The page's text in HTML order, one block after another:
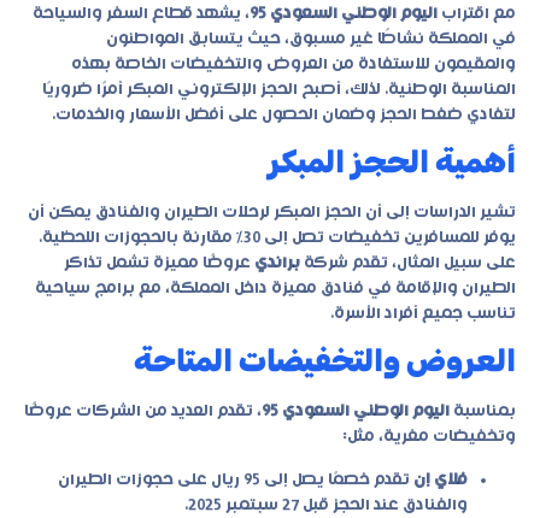
مع اقتراب اليوم الوطني السعودي 95
، يشهد قطاع السفر والسياحة
في المملكة نشاطًا غير مسبوق، حيث يتسابق المواطنون
والمقيمون للاستفادة من العروض والتخفيضات الخاصة بهذه
المناسبة الوطنية. لذلك، أصبح الحجز الإلكتروني المبكر أمرًا ضروريًا
لتفادي ضغط الحجز وضمان الحصول على أفضل الأسعار والخدمات.
أهمية الحجز المبكر
تشير الدراسات إلى أن الحجز المبكر لرحلات الطيران والفنادق يمكن أن
يوفر للمسافرين تخفيضات تصل إلى 30% مقارنة بالحجوزات اللحظية.
على سبيل المثال، تقدم شركة براندي عروضًا مميزة تشمل تذاكر
الطيران والإقامة في فنادق مميزة داخل المملكة، مع برامج سياحية
تناسب جميع أفراد الأسرة.
العروض والتخفيضات المتاحة
بمناسبة اليوم الوطني السعودي 95
، تقدم العديد من الشركات عروضًا
وتخفيضات مغرية، مثل:
فلاي إن
تقدم خصمًا يصل إلى 95 ريال على حجوزات الطيران
والفنادق عند الحجز قبل 27 سبتمبر 2025.